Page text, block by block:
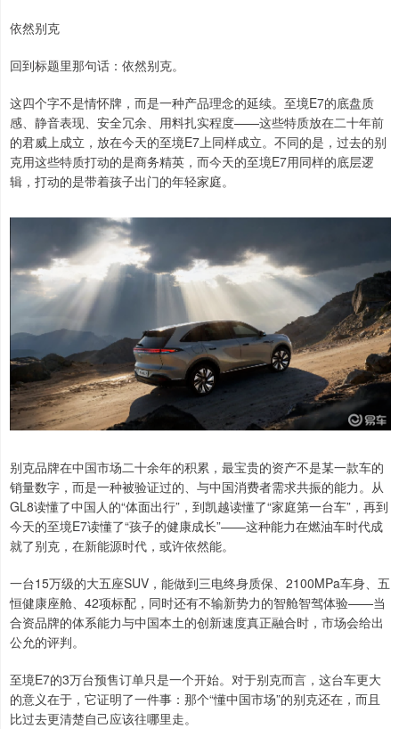
依然别克
回到标题里那句话：依然别克。
这四个字不是情怀牌，而是一种产品理念的延续。至境E7的底盘质
感、静音表现、安全冗余、用料扎实程度——这些特质放在二十年前
的君威上成立，放在今天的至境E7上同样成立。不同的是，过去的别
克用这些特质打动的是商务精英，而今天的至境E7用同样的底层逻
辑，打动的是带着孩子出门的年轻家庭。
别克品牌在中国市场二十余年的积累，最宝贵的资产不是某一款车的
销量数字，而是一种被验证过的、与中国消费者需求共振的能力。从
GL8读懂了中国人的“体面出行”，到凯越读懂了“家庭第一台车”，再到
今天的至境E7读懂了“孩子的健康成长”——这种能力在燃油车时代成
就了别克，在新能源时代，或许依然能。
一台15万级的大五座SUV，能做到三电终身质保、2100MPa车身、五
恒健康座舱、42项标配，同时还有不输新势力的智舱智驾体验——当
合资品牌的体系能力与中国本土的创新速度真正融合时，市场会给出
公允的评判。
至境E7的3万台预售订单只是一个开始。对于别克而言，这台车更大
的意义在于，它证明了一件事：那个“懂中国市场”的别克还在，而且
比过去更清楚自己应该往哪里走。